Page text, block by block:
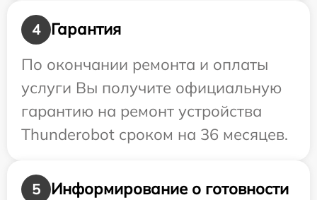
4
Гарантия
По окончании ремонта и оплаты
услуги Вы получите официальную
гарантию на ремонт устройства
Thunderobot сроком на 36 месяцев.
5
Информирование о готовности